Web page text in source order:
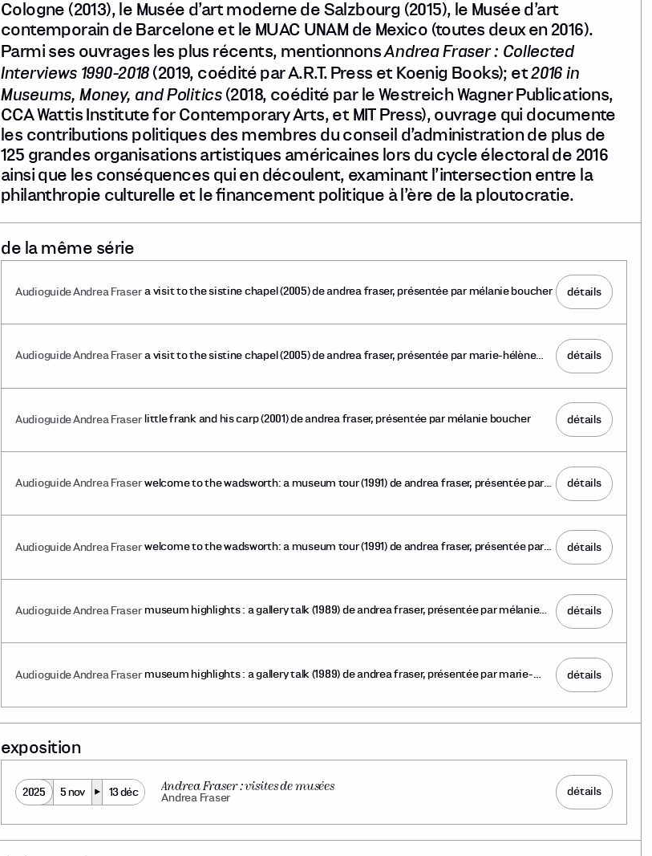
Cologne (2013), le Musée d’art moderne de Salzbourg (2015), le Musée d’art
contemporain de Barcelone et le MUAC UNAM de Mexico (toutes deux en 2016).
Parmi ses ouvrages les plus récents, mentionnonsAndrea Fraser : Collected
Interviews 1990-2018 (2019, coédité par A.R.T. Press et Koenig Books); et2016 in
Museums, Money, and Politics(2018, coédité par le Westreich Wagner Publications,
CCA Wattis Institute for Contemporary Arts, et MIT Press), ouvrage qui documente
les contributions politiques des membres du conseil d’administration de plus de
125 grandes organisations artistiques américaines lors du cycle électoral de 2016
ainsi que les conséquences qui en découlent, examinant l’intersection entre la
philanthropie culturelle et le financement politique à l’ère de la ploutocratie.
de la même série
Audioguide Andrea Fraser a visit to the sistine chapel (2005) de andrea fraser, présentée par mélanie boucher détails
Audioguide Andrea Fraser a visit to the sistine chapel (2005) de andrea fraser, présentée par marie-hélène
détails
Audioguide Andrea Fraser little frank and his carp (2001) de andrea fraser, présentée par mélanie boucher détails
Audioguide Andrea Fraser welcome to the wadsworth: a museum tour (1991) de andrea fraser, présentée par
détails
Audioguide Andrea Fraser welcome to the wadsworth: a museum tour (1991) de andrea fraser, présentée par
détails
Audioguide Andrea Fraser museum highlights : a gallery talk (1989) de andrea fraser, présentée par mélanie
détails
Audioguide Andrea Fraser museum highlights : a gallery talk (1989) de andrea fraser, présentée par marie-
détails
exposition
2025 5 nov 13 déc
Andrea Fraser : visites de musées
Andrea Fraser
détails